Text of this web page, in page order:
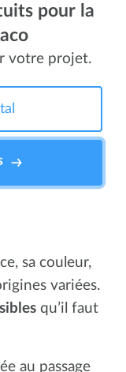
pour la
votre projet.
sa couleur,
variées.
qu’il faut
au passage